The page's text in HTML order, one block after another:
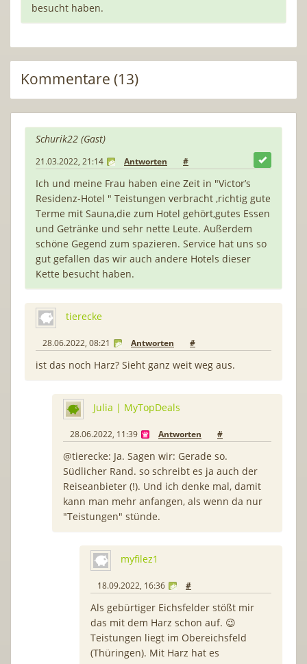
besucht haben.
Kommentare (13)
Schurik22 (Gast)
21.03.2022, 21:14 Antworten #
Ich und meine Frau haben eine Zeit in "Victor’s
Residenz-Hotel " Teistungen verbracht ,richtig gute
Terme mit Sauna,die zum Hotel gehört,gutes Essen
und Getränke und sehr nette Leute. Außerdem
schöne Gegend zum spazieren. Service hat uns so
gut gefallen das wir auch andere Hotels dieser
Kette besucht haben.
tierecke
28.06.2022, 08:21 Antworten #
ist das noch Harz? Sieht ganz weit weg aus.
Julia | MyTopDeals
28.06.2022, 11:39 Antworten #
@tierecke: Ja. Sagen wir: Gerade so.
Südlicher Rand. so schreibt es ja auch der
Reiseanbieter (!). Und ich denke mal, damit
kann man mehr anfangen, als wenn da nur
"Teistungen" stünde.
myfilez1
18.09.2022, 16:36 #
Als gebürtiger Eichsfelder stößt mir
das mit dem Harz schon auf. 😉
Teistungen liegt im Obereichsfeld
(Thüringen). Mit Harz hat es